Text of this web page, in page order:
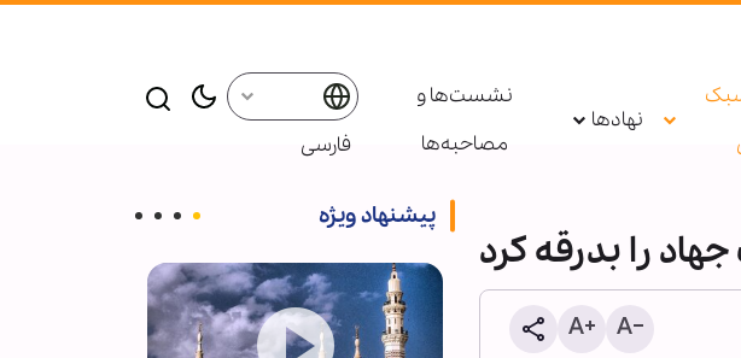
نهادها
نشست‌ها و
مصاحبه‌ها
فارسی
را بدرقه کرد
پیشنهاد ویژه